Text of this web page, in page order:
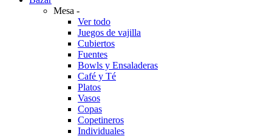
Mesa -
Ver todo
Juegos de vajilla
Cubiertos
Fuentes
Bowls y Ensaladeras
Café y Té
Platos
Vasos
Copas
Copetineros
Individuales